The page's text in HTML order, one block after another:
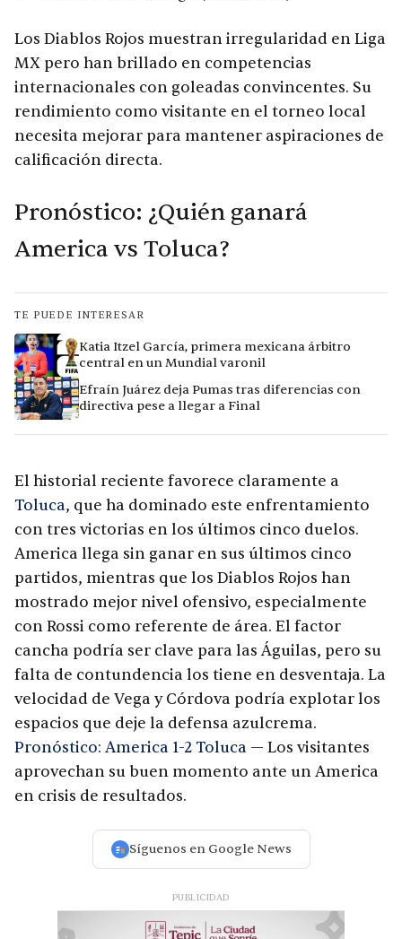
Los Diablos Rojos muestran irregularidad en Liga
MX pero han brillado en competencias
internacionales con goleadas convincentes. Su
rendimiento como visitante en el torneo local
necesita mejorar para mantener aspiraciones de
calificación directa.
Pronóstico: ¿Quién ganará
America vs Toluca?
TE PUEDE INTERESAR
Katia Itzel García, primera mexicana árbitro
central en un Mundial varonil
Efraín Juárez deja Pumas tras diferencias con
directiva pese a llegar a Final
El historial reciente favorece claramente a
Toluca, que ha dominado este enfrentamiento
con tres victorias en los últimos cinco duelos.
America llega sin ganar en sus últimos cinco
partidos, mientras que los Diablos Rojos han
mostrado mejor nivel ofensivo, especialmente
con Rossi como referente de área. El factor
cancha podría ser clave para las Águilas, pero su
falta de contundencia los tiene en desventaja. La
velocidad de Vega y Córdova podría explotar los
espacios que deje la defensa azulcrema.
Pronóstico: America 1-2 Toluca — Los visitantes
aprovechan su buen momento ante un America
en crisis de resultados.
Síguenos en Google News
PUBLICIDAD